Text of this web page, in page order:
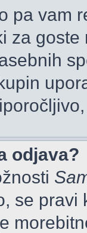
pa vam
za
odjava?
se pravi